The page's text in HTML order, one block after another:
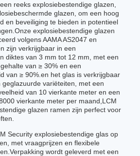
reeks explosiebestendige glazen,
glazen, om een hoog
en beveiliging te bieden in potentieel
explosiebestendige glazen
volgens AAMA AS2047 en
zijn verkrijgbaar in een
diktes van 3 mm tot 12 mm, met een
van ≥ 30% en een
van ≥ 90%.en het glas is verkrijgbaar
geglazuurde variëteiten, met een
van 10 vierkante meter en een
vierkante meter per maand,LCM
glazen ramen zijn perfect voor
Security explosiebestendige glas op
met vraagprijzen en flexibele
wordt geleverd met een